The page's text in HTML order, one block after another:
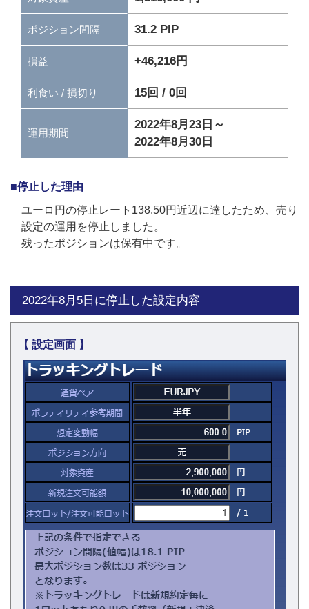
ポジション間隔 31.2 PIP
損益 +46,216円
利食い / 損切り 15回 / 0回
運用期間
2022年8月23日～
2022年8月30日
■停止した理由
ユーロ円の停止レート138.50円近辺に達したため、売り
設定の運用を停止しました。
残ったポジションは保有中です。
2022年8月5日に停止した設定内容
【 設定画面 】